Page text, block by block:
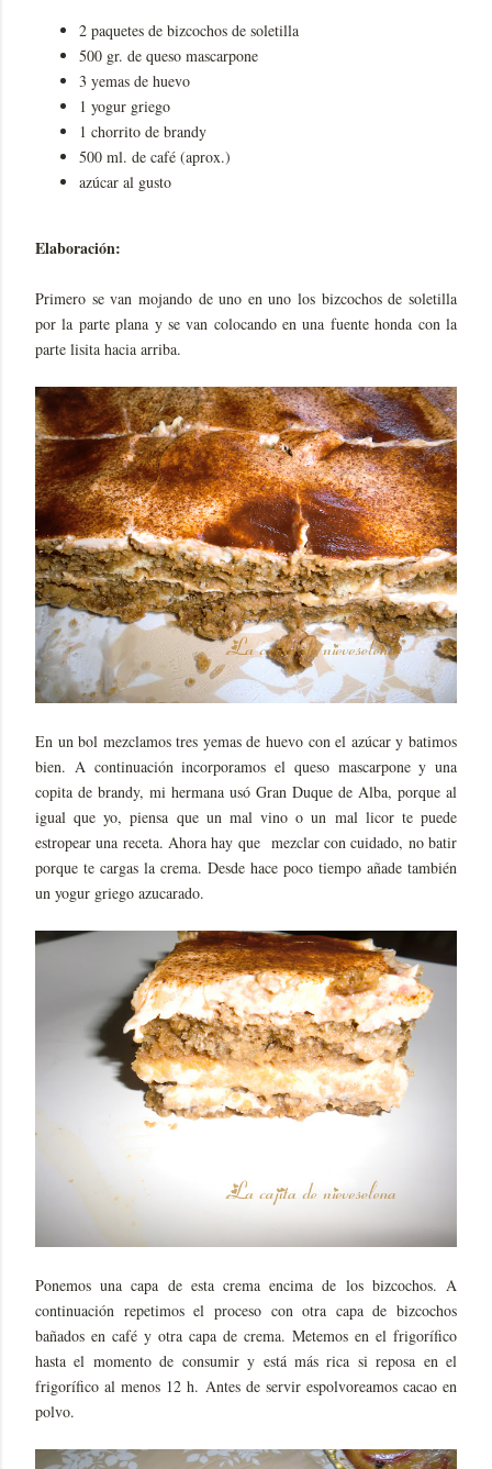
2 paquetes de bizcochos de soletilla
500 gr. de queso mascarpone
3 yemas de huevo
1 yogur griego
1 chorrito de brandy
500 ml. de café (aprox.)
azúcar al gusto
Elaboración:
Primero se van mojando de uno en uno los bizcochos de soletilla
por la parte plana y se van colocando en una fuente honda con la
parte lisita hacia arriba.
En un bol mezclamos tres yemas de huevo con el azúcar y batimos
bien. A continuación incorporamos el queso mascarpone y una
copita de brandy, mi hermana usó Gran Duque de Alba, porque al
igual que yo, piensa que un mal vino o un mal licor te puede
estropear una receta. Ahora hay que mezclar con cuidado, no batir
porque te cargas la crema. Desde hace poco tiempo añade también
un yogur griego azucarado.
Ponemos una capa de esta crema encima de los bizcochos. A
continuación repetimos el proceso con otra capa de bizcochos
bañados en café y otra capa de crema. Metemos en el frigorífico
hasta el momento de consumir y está más rica si reposa en el
frigorífico al menos 12 h. Antes de servir espolvoreamos cacao en
polvo.